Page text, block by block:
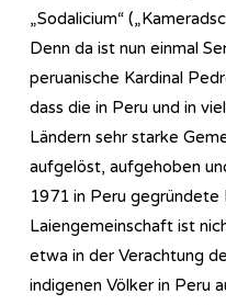
„Sodalicium“
Denn da ist nun einmal
peruanische Kardinal
dass die in Peru und in
Ländern sehr starke
aufgelöst, aufgehoben
1971 in Peru gegründete
Laiengemeinschaft ist
etwa in der Verachtung
indigenen Völker in Peru